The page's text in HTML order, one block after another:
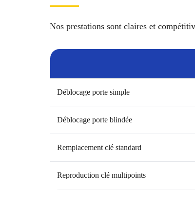
Nos prestations sont claires et
Déblocage porte simple
Déblocage porte blindée
Remplacement clé standard
Reproduction clé multipoints